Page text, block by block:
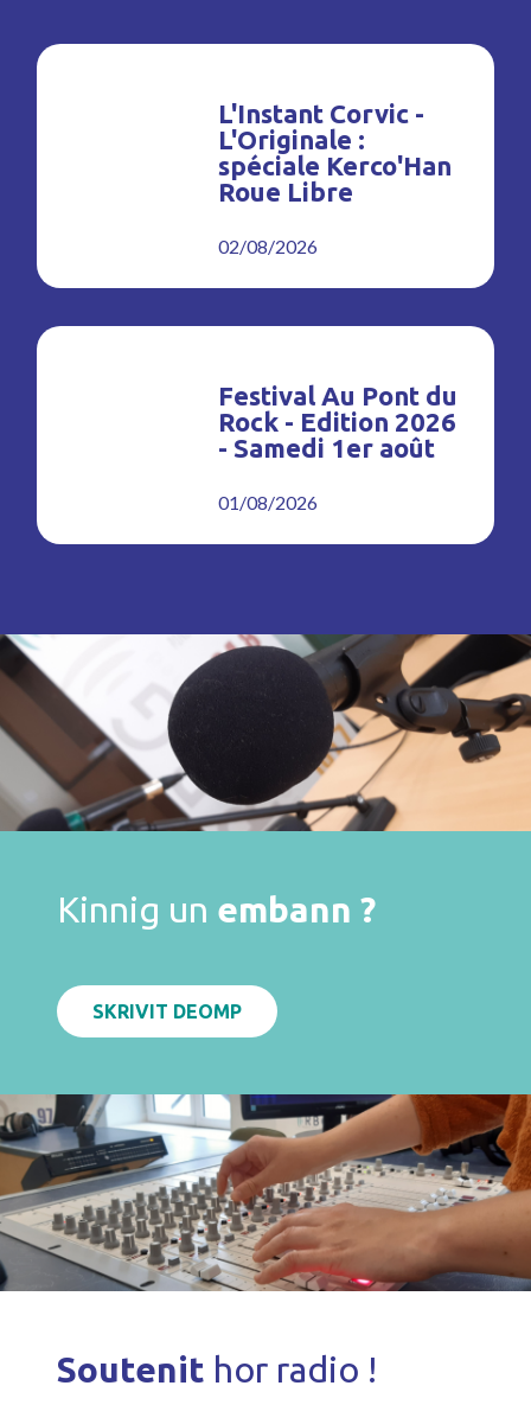
L'Instant Corvic -
L'Originale :
spéciale Kerco'Han
Roue Libre
02/08/2026
Festival Au Pont du
Rock - Edition 2026
- Samedi 1er août
01/08/2026
Kinnig un embann ?
SKRIVIT DEOMP
Soutenit hor radio !